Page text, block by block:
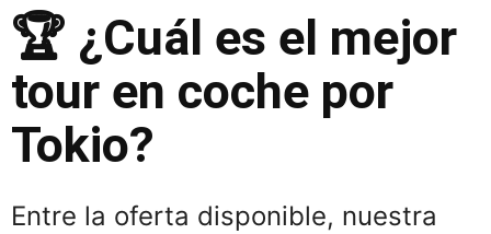
🏆 ¿Cuál es el mejor
tour en coche por
Tokio?
Entre la oferta disponible, nuestra